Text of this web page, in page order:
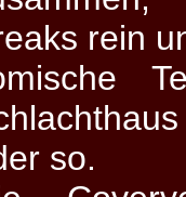
rein
so.